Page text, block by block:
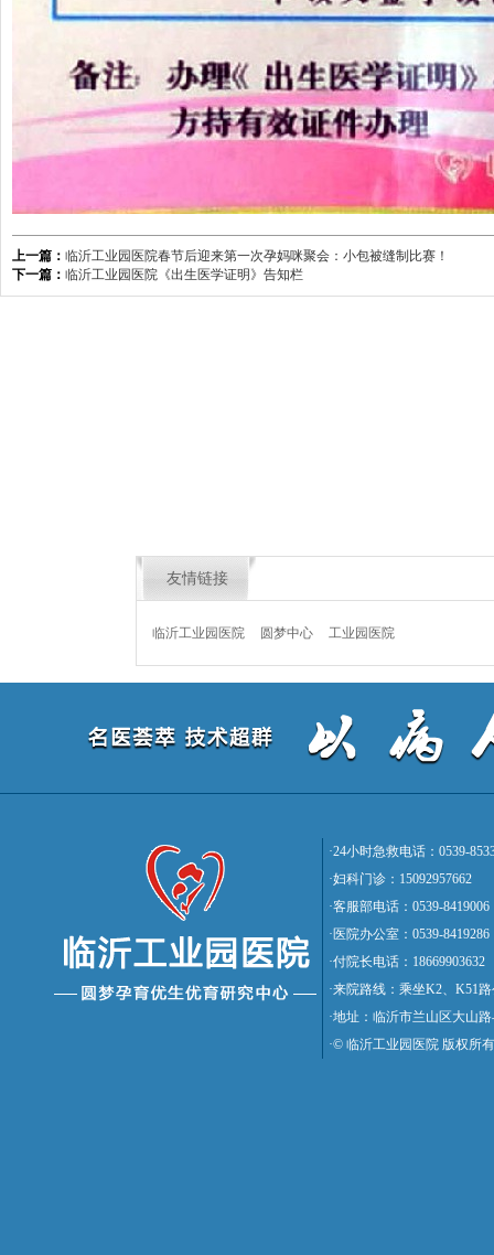
上一篇： 临沂工业园医院春节后迎来第一次孕妈咪聚会：小包被缝制比赛！
下一篇： 临沂工业园医院《出生医学证明》告知栏
友情链接
临沂工业园医院 圆梦中心 工业园医院
·24小时急救电话：0539-
·妇科门诊：15092957662
·客服部电话：0539-8419006
·医院办公室：0539-8419286
·付院长电话：18669903632
·来院路线：乘坐K2、K51
·地址：临沂市兰山区大山
·© 临沂工业园医院 版权所